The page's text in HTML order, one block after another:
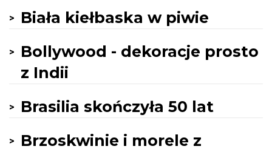
Biała kiełbaska w piwie
Bollywood - dekoracje prosto
z Indii
Brasilia skończyła 50 lat
Brzoskwinie i morele z